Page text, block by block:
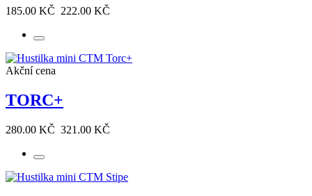
185.00 KČ 222.00 KČ
Akční cena
TORC+
280.00 KČ 321.00 KČ